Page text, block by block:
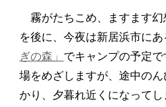
霧がたちこめ、ますます
を後に、今夜は新居浜市にあ
ぎの森」 でキャンプの予定
場をめざしますが、途中の
かり、夕暮れ近くになって